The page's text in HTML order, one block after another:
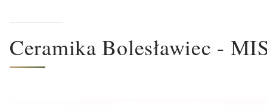
Ceramika Bolesławiec -